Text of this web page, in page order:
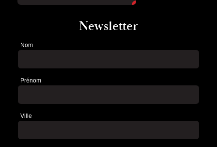
Newsletter
Newsletter
Nom
Prénom
Ville